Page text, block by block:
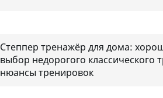
Степпер тренажёр для дома:
выбор недорогого классического
нюансы тренировок